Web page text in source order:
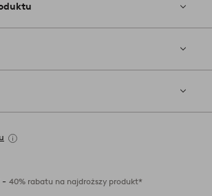
- 40% rabatu na najdroższy produkt*